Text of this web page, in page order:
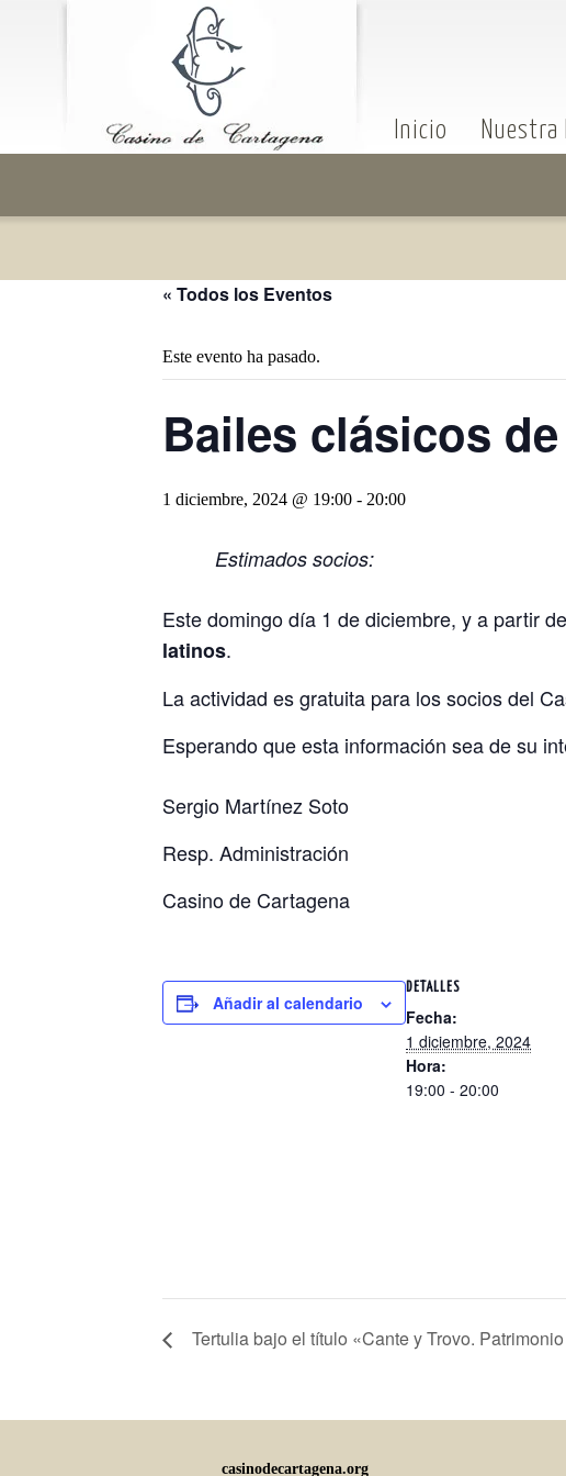
Inicio
« Todos los Eventos
Este evento ha pasado.
Bailes clásicos
1 diciembre, 2024 @ 19:00 - 20:00
Estimados socios:
Este domingo día 1 de diciembre, y a partir
latinos.
La actividad es gratuita para los socios del
Esperando que esta información sea de su
Sergio Martínez Soto
Resp. Administración
Casino de Cartagena
Añadir al calendario
DETALLES
Fecha:
1 diciembre, 2024
Hora:
19:00 - 20:00
Tertulia bajo el título «Cante y Trovo.
casinodecartagena.org